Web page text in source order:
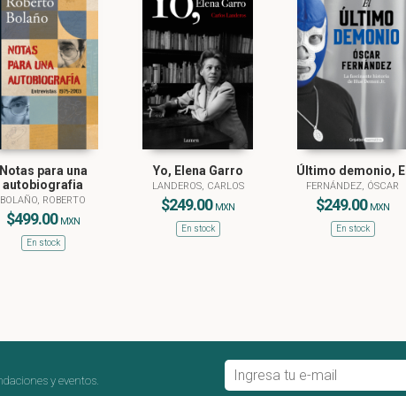
vertebradora en la sociedad actual.
Notas para una
autobiografia
BOLAÑO, ROBERTO
$499.00 MXN
En stock
Yo, Elena Garro
LANDEROS, CARLOS
$249.00 MXN
En stock
Último demonio, El
FERNÁNDEZ, ÓSCAR
$249.00 MXN
En stock
y eventos.